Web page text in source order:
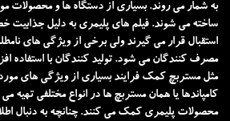
به شمار می روند. بسیاری از دستگاه ها و محصولات
ساخته می شوند. فیلم های پلیمری به دلیل جذابیت
استقبال قرار می گیرند ولی برخی از ویژگی های
مصرف کنندگان می شود. تولید کنندگان با استفاده
مثلمستربچ کمک فرایند بسیاری از ویژگی های مورد
کامپاندها یا همان مستربچ ها در انواع مختلفی تهیه
محصولات پلیمری کمک می کنند. چنانچه به دنبال